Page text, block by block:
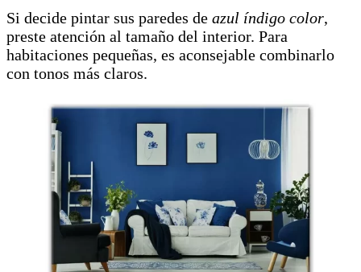
Si decide pintar sus paredes de azul índigo color,
preste atención al tamaño del interior. Para
habitaciones pequeñas, es aconsejable combinarlo
con tonos más claros.